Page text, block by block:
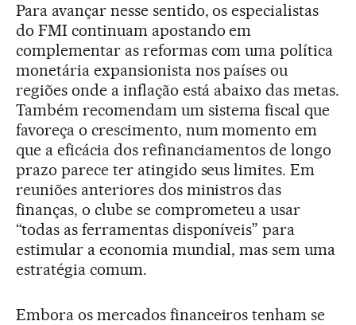
Para avançar nesse sentido, os especialistas
do FMI continuam apostando em
complementar as reformas com uma política
monetária expansionista nos países ou
regiões onde a inflação está abaixo das metas.
Também recomendam um sistema fiscal que
favoreça o crescimento, num momento em
que a eficácia dos refinanciamentos de longo
prazo parece ter atingido seus limites. Em
reuniões anteriores dos ministros das
finanças, o clube se comprometeu a usar
“todas as ferramentas disponíveis” para
estimular a economia mundial, mas sem uma
estratégia comum.
Embora os mercados financeiros tenham se